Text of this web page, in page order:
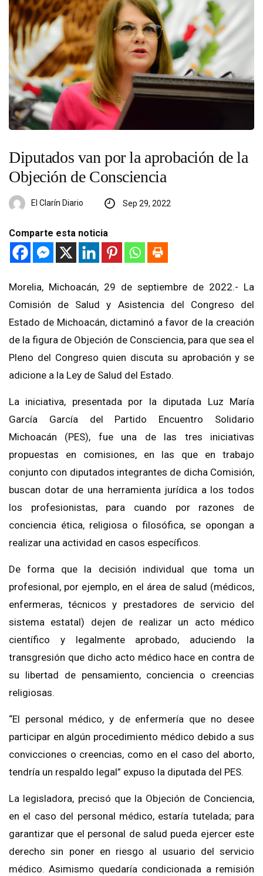
Diputados van por la aprobación de la
Objeción de Consciencia
El Clarín Diario Sep 29, 2022
Comparte esta noticia
Morelia, Michoacán, 29 de septiembre de 2022.- La
Comisión de Salud y Asistencia del Congreso del
Estado de Michoacán, dictaminó a favor de la creación
de la figura de Objeción de Consciencia, para que sea el
Pleno del Congreso quien discuta su aprobación y se
adicione a la Ley de Salud del Estado.
La iniciativa, presentada por la diputada Luz María
García García del Partido Encuentro Solidario
Michoacán (PES), fue una de las tres iniciativas
propuestas en comisiones, en las que en trabajo
conjunto con diputados integrantes de dicha Comisión,
buscan dotar de una herramienta jurídica a los todos
los profesionistas, para cuando por razones de
conciencia ética, religiosa o filosófica, se opongan a
realizar una actividad en casos específicos.
De forma que la decisión individual que toma un
profesional, por ejemplo, en el área de salud (médicos,
enfermeras, técnicos y prestadores de servicio del
sistema estatal) dejen de realizar un acto médico
científico y legalmente aprobado, aduciendo la
transgresión que dicho acto médico hace en contra de
su libertad de pensamiento, conciencia o creencias
religiosas.
“El personal médico, y de enfermería que no desee
participar en algún procedimiento médico debido a sus
convicciones o creencias, como en el caso del aborto,
tendría un respaldo legal” expuso la diputada del PES.
La legisladora, precisó que la Objeción de Conciencia,
en el caso del personal médico, estaría tutelada; para
garantizar que el personal de salud pueda ejercer este
derecho sin poner en riesgo al usuario del servicio
médico. Asimismo quedaría condicionada a remisión